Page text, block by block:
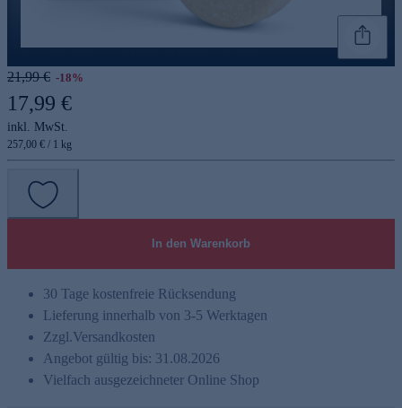
21,99 € -18%
17,99 €
inkl. MwSt.
257,00 € / 1 kg
In den Warenkorb
30 Tage kostenfreie Rücksendung
Lieferung innerhalb von 3-5 Werktagen
Zzgl.Versandkosten
Angebot gültig bis: 31.08.2026
Vielfach ausgezeichneter Online Shop